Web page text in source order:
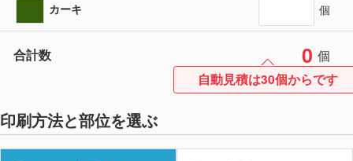
カーキ 個
合計数 0 個
自動見積は30個からです
印刷方法と部位を選ぶ